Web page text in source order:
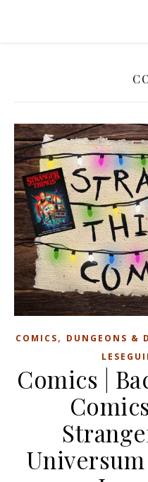
COMICS, DUNGEONS &
Comics |